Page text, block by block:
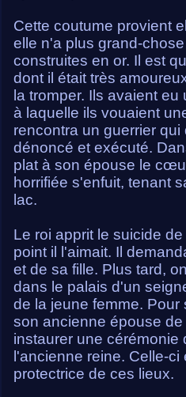
Cette coutume provient
elle n'a plus grand-
construites en or. Il est
dont il était très
la tromper. Ils avaient
à laquelle ils vouaient
rencontra un guerrier
dénoncé et exécuté.
plat à son épouse le
horrifiée s'enfuit, tenant
lac.
Le roi apprit le suicide
point il l'aimait. Il
et de sa fille. Plus tard,
dans le palais d'un
de la jeune femme. Pour
son ancienne épouse
instaurer une cérémonie
l'ancienne reine. Celle-
protectrice de ces lieux.